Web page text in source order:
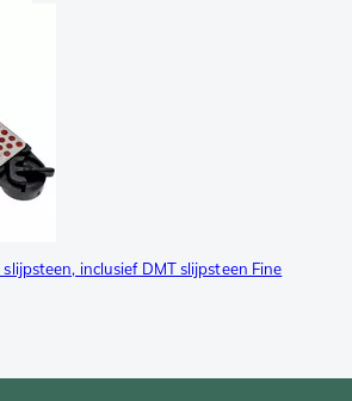
inclusief DMT slijpsteen Fine